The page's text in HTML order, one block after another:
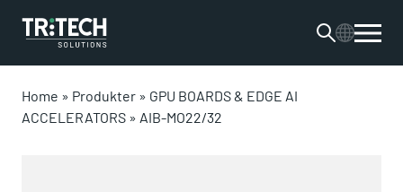
Home » Produkter » GPU BOARDS & EDGE AI
ACCELERATORS » AIB-MO22/32